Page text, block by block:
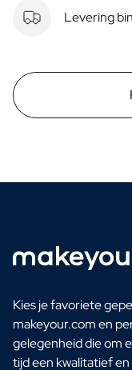
Levering
Kies je favoriete
makeyour.com en
gelegenheid die om
tijd een kwalitatief